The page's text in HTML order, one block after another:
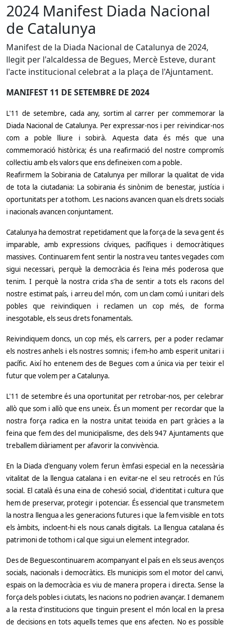
2024 Manifest Diada Nacional
de Catalunya
Manifest de la Diada Nacional de Catalunya de 2024,
llegit per l'alcaldessa de Begues, Mercè Esteve, durant
l'acte institucional celebrat a la plaça de l'Ajuntament.
MANIFEST 11 DE SETEMBRE DE 2024
L'11 de setembre, cada any, sortim al carrer per commemorar la
Diada Nacional de Catalunya. Per expressar-nos i per reivindicar-nos
com a poble lliure i sobirà. Aquesta data és més que una
commemoració històrica; és una reafirmació del nostre compromís
col·lectiu amb els valors que ens defineixen com a poble.
Reafirmem la Sobirania de Catalunya per millorar la qualitat de vida
de tota la ciutadania: La sobirania és sinònim de benestar, justícia i
oportunitats per a tothom. Les nacions avancen quan els drets socials
i nacionals avancen conjuntament.
Catalunya ha demostrat repetidament que la força de la seva gent és
imparable, amb expressions cíviques, pacífiques i democràtiques
massives. Continuarem fent sentir la nostra veu tantes vegades com
sigui necessari, perquè la democràcia és l'eina més poderosa que
tenim. I perquè la nostra crida s'ha de sentir a tots els racons del
nostre estimat país, i arreu del món, com un clam comú i unitari dels
pobles que reivindiquen i reclamen un cop més, de forma
inesgotable, els seus drets fonamentals.
Reivindiquem doncs, un cop més, els carrers, per a poder reclamar
els nostres anhels i els nostres somnis; i fem-ho amb esperit unitari i
pacífic. Així ho entenem des de Begues com a única via per teixir el
futur que volem per a Catalunya.
L'11 de setembre és una oportunitat per retrobar-nos, per celebrar
allò que som i allò que ens uneix. És un moment per recordar que la
nostra força radica en la nostra unitat teixida en part gràcies a la
feina que fem des del municipalisme, des dels 947 Ajuntaments que
treballem diàriament per afavorir la convivència.
En la Diada d'enguany volem ferun èmfasi especial en la necessària
vitalitat de la llengua catalana i en evitar-ne el seu retrocés en l'ús
social. El català és una eina de cohesió social, d'identitat i cultura que
hem de preservar, protegir i potenciar. És essencial que transmetem
la nostra llengua a les generacions futures i que la fem visible en tots
els àmbits, incloent-hi els nous canals digitals. La llengua catalana és
patrimoni de tothom i cal que sigui un element integrador.
Des de Beguescontinuarem acompanyant el país en els seus avenços
socials, nacionals i democràtics. Els municipis som el motor del canvi,
espais on la democràcia es viu de manera propera i directa. Sense la
força dels pobles i ciutats, les nacions no podrien avançar. I demanem
a la resta d'institucions que tinguin present el món local en la presa
de decisions en tots aquells temes que ens afecten. No es possible